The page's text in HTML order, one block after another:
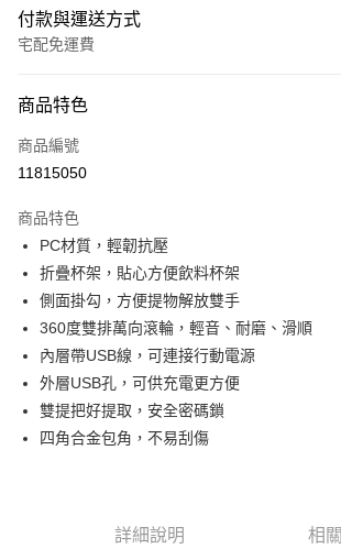
付款與運送方式
宅配免運費
信用卡一次付款
LINE Pay
悠遊付
Google Pay
全盈+PAY
ATM付款
運送方式
商品特色
商品編號
11815050
商品特色
PC材質，輕韌抗壓
折疊杯架，貼心方便飲料杯架
側面掛勾，方便提物解放雙手
360度雙排萬向滾輪，輕音、耐磨、滑順
內層帶USB線，可連接行動電源
外層USB孔，可供充電更方便
雙提把好提取，安全密碼鎖
四角合金包角，不易刮傷
詳細說明 相